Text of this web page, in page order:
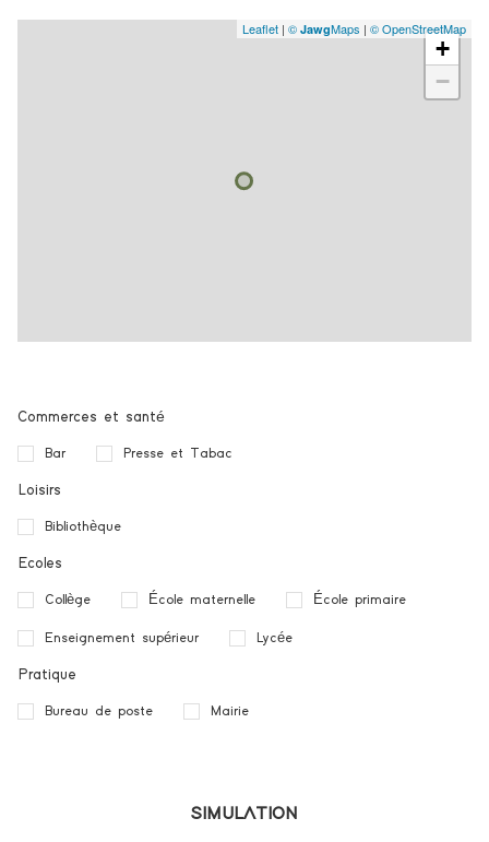
+
−
Leaflet | © JawgMaps | © OpenStreetMap
Commerces et santé
Bar Presse et Tabac
Loisirs
Bibliothèque
Ecoles
Collège École maternelle École primaire
Enseignement supérieur Lycée
Pratique
Bureau de poste Mairie
SIMULATION